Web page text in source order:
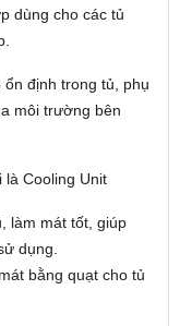
dùng cho các tủ
định trong tủ, phụ
môi trường bên
là Cooling Unit
làm mát tốt, giúp
dụng.
bằng quạt cho tủ